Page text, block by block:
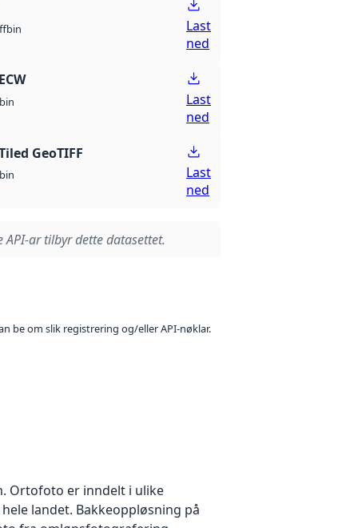
bin
Last
ned
bin
Last
ned
GeoTIFF
bin
Last
ned
API-ar tilbyr dette datasettet.
be om slik registrering og/eller API-nøklar.
Ortofoto er inndelt i ulike
landet. Bakkeoppløsning på